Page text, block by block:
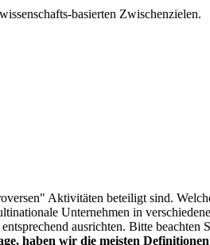
basierten Zwischenzielen.
Aktivitäten beteiligt sind.
Unternehmen in
ausrichten. Bitte
haben wir die meisten